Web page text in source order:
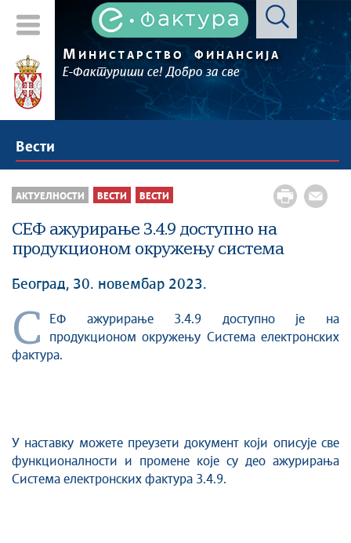
М ИНИСТАРСТВО ФИНАНСИЈА
Е-Фактуриши се! Добро за све
Вести
АКТУЕЛНОСТИ ВЕСТИ ВЕСТИ
СЕФ ажурирање 3.4.9 доступно на
продукционом окружењу система
Београд, 30. новембар 2023.
С
ЕФ ажурирање 3.4.9 доступно је на
продукционом окружењу Система електронских
фактура.
У наставку можете преузети документ који описује све
функционалности и промене које су део ажурирања
Система електронских фактура 3.4.9.